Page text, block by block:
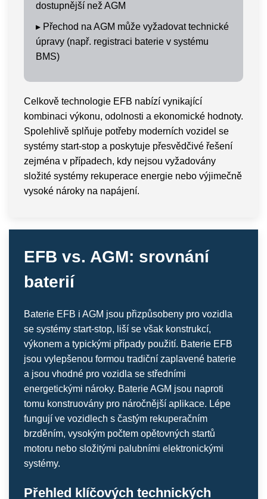
dostupnější než AGM
▸ Přechod na AGM může vyžadovat technické
úpravy (např. registraci baterie v systému
BMS)
Celkově technologie EFB nabízí vynikající
kombinaci výkonu, odolnosti a ekonomické hodnoty.
Spolehlivě splňuje potřeby moderních vozidel se
systémy start-stop a poskytuje přesvědčivé řešení
zejména v případech, kdy nejsou vyžadovány
složité systémy rekuperace energie nebo výjimečně
vysoké nároky na napájení.
EFB vs. AGM: srovnání
baterií
Baterie EFB i AGM jsou přizpůsobeny pro vozidla
se systémy start-stop, liší se však konstrukcí,
výkonem a typickými případy použití. Baterie EFB
jsou vylepšenou formou tradiční zaplavené baterie
a jsou vhodné pro vozidla se středními
energetickými nároky. Baterie AGM jsou naproti
tomu konstruovány pro náročnější aplikace. Lépe
fungují ve vozidlech s častým rekuperačním
brzděním, vysokým počtem opětovných startů
motoru nebo složitými palubními elektronickými
systémy.
Přehled klíčových technických